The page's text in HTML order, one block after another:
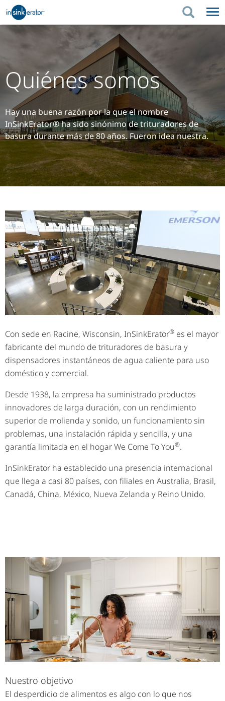
CONSEJOS DE COMPRA
MEDIO AMBIENTE
MEDIO AMBIENTE SOPORTEDÓNDE COMPRAR
Quiénes somos
Hay una buena razón por la que el nombre
InSinkErator® ha sido sinónimo de trituradores de
basura durante más de 80 años. Fueron idea nuestra.
Con sede en Racine, Wisconsin, InSinkErator® es el mayor
fabricante del mundo de trituradores de basura y
dispensadores instantáneos de agua caliente para uso
doméstico y comercial.
Desde 1938, la empresa ha suministrado productos
innovadores de larga duración, con un rendimiento
superior de molienda y sonido, un funcionamiento sin
problemas, una instalación rápida y sencilla, y una
garantía limitada en el hogar We Come To You®.
InSinkErator ha establecido una presencia internacional
que llega a casi 80 países, con filiales en Australia, Brasil,
Canadá, China, México, Nueva Zelanda y Reino Unido.
Nuestro objetivo
El desperdicio de alimentos es algo con lo que nos